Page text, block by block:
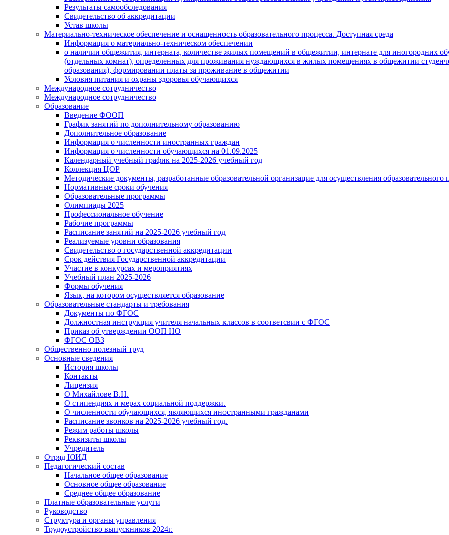
Результаты самообследования
Свидетельство об аккредитации
Устав школы
Материально-техническое обеспечение и оснащенность образовательного процесса. Доступная среда
Информация о материально-техническом обеспечении
о наличии общежития, интерната, количестве жилых помещений в общежитии, интернате для иногородних
(отдельных комнат), определенных для проживания нуждающихся в жилых помещениях в общежитии
образования), формировании платы за проживание в общежитии
Условия питания и охраны здоровья обучающихся
Международное сотрудничество
Международное сотрудничество
Образование
Введение ФООП
График занятий по дополнительному образованию
Дополнительное образование
Информация о численности иностранных граждан
Информация о численности обучающихся на 01.09.2025
Календарный учебный график на 2025-2026 учебный год
Коллекция ЦОР
Методические документы, разработанные образовательной организацие для осуществления образовательного
Нормативные сроки обучения
Образовательные программы
Олимпиады 2025
Профессиональное обучение
Рабочие программы
Расписание занятий на 2025-2026 учебный год
Реализуемые уровни образования
Свидетельство о государственной аккредитации
Срок действия Государственной аккредитации
Участие в конкурсах и мероприятиях
Учебный план 2025-2026
Формы обучения
Язык, на котором осуществляется образование
Образовательные стандарты и требования
Документы по ФГОС
Должностная инструкция учителя начальных классов в соответсвии с ФГОС
Приказ об утверждении ООП НО
ФГОС ОВЗ
Общественно полезный труд
Основные сведения
История школы
Контакты
Лицензия
О Михайлове В.Н.
О стипендиях и мерах социальной поддержки.
О численности обучающихся, являющихся иностранными гражданами
Расписание звонков на 2025-2026 учебный год.
Режим работы школы
Реквизиты школы
Учредитель
Отряд ЮИД
Педагогический состав
Начальное общее образование
Основное общее образование
Среднее общее образование
Платные образовательные услуги
Руководство
Структура и органы управления
Трудоустройство выпускников 2024г.